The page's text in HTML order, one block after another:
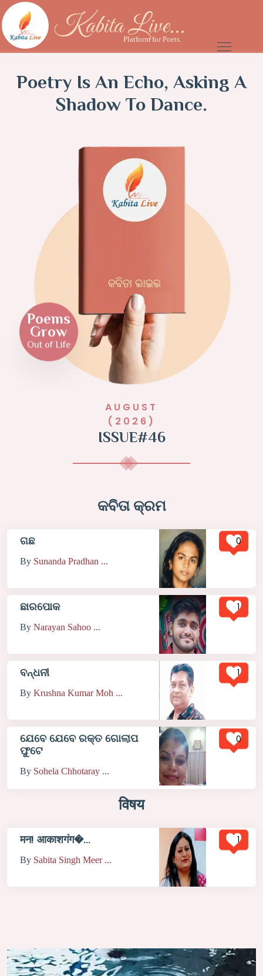
Kabita Live...
Platform for Poets.
Poetry Is An Echo, Asking A
Shadow To Dance.
Poems
Grow
Out of Life
AUGUST
(2026)
ISSUE#46
କବିତା କ୍ରମ
ଗଛ
By Sunanda Pradhan ...
0
ଛାରପୋକ
By Narayan Sahoo ...
1
ବନ୍ଧନୀ
By Krushna Kumar Moh ...
1
ଯେବେ ଯେବେ ରକ୍ତ ଗୋଲାପ
ଫୁଟେ
By Sohela Chhotaray ...
0
विषय
मन! आकाशगंग�...
By Sabita Singh Meer ...
1